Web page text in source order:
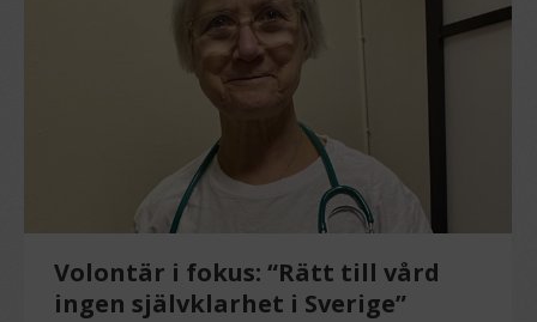
Volontär i fokus: “Rätt till vård
ingen självklarhet i Sverige”